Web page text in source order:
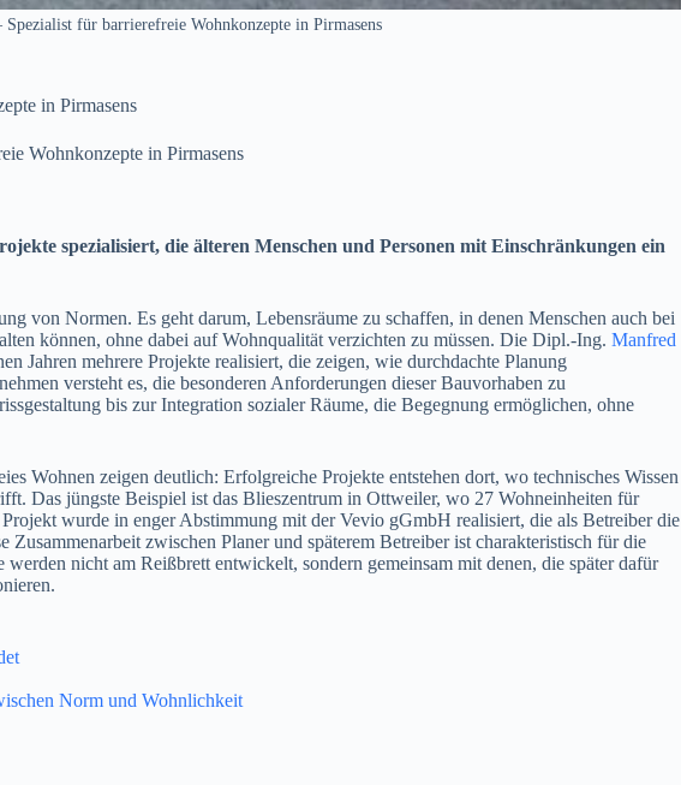
Spezialist für barrierefreie Wohnkonzepte in Pirmasens
in Pirmasens
Wohnkonzepte in Pirmasens
spezialisiert, die älteren Menschen und Personen mit Einschränkungen ein
von Normen. Es geht darum, Lebensräume zu schaffen, in denen Menschen auch bei
können, ohne dabei auf Wohnqualität verzichten zu müssen. Die Dipl.-Ing. Manfred
Jahren mehrere Projekte realisiert, die zeigen, wie durchdachte Planung
versteht es, die besonderen Anforderungen dieser Bauvorhaben zu
bis zur Integration sozialer Räume, die Begegnung ermöglichen, ohne
Wohnen zeigen deutlich: Erfolgreiche Projekte entstehen dort, wo technisches Wissen
Das jüngste Beispiel ist das Blieszentrum in Ottweiler, wo 27 Wohneinheiten für
wurde in enger Abstimmung mit der Vevio gGmbH realisiert, die als Betreiber die
zwischen Planer und späterem Betreiber ist charakteristisch für die
werden nicht am Reißbrett entwickelt, sondern gemeinsam mit denen, die später dafür
Norm und Wohnlichkeit